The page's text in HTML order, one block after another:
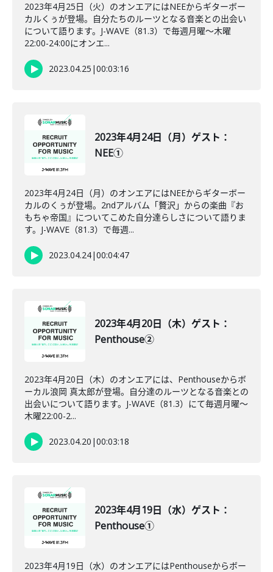
2023年4月25日（火）のオンエアにはNEEからギターボー
カルくぅが登場。自分たちのルーツとなる音楽との出会い
について語ります。J-WAVE（81.3）で毎週月曜～木曜
22:00-24:00にオンエ...
2023.04.25 |00:03:16
2023年4月24日（月）ゲスト：
NEE①
2023年4月24日（月）のオンエアにはNEEからギターボー
カルのくぅが登場。2ndアルバム「贅沢」からの楽曲『お
もちゃ帝国』についてこめた自分達らしさについて語りま
す。J-WAVE（81.3）で毎週...
2023.04.24|00:04:47
2023年4月20日（木）ゲスト：
Penthouse②
2023年4月20日（木）のオンエアには、Penthouseからボ
ーカル浪岡 真太郎が登場。自分達のルーツとなる音楽との
出会いについて語ります。J-WAVE（81.3）にて毎週月曜～
木曜22:00-2...
2023.04.20 |00:03:18
2023年4月19日（水）ゲスト：
Penthouse①
2023年4月19日（水）のオンエアにはPenthouseからボー